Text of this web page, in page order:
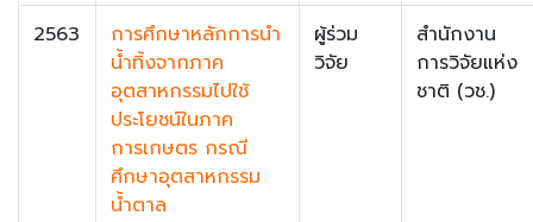
2563
การศึกษาหลักการนำ
น้ำทิ้งจากภาค
อุตสาหกรรมไปใช้
ประโยชน์ในภาค
การเกษตร กรณี
ศึกษาอุตสาหกรรม
น้ำตาล
ผู้ร่วม
วิจัย
สำนักงาน
การวิจัยแห่ง
ชาติ (วช.)